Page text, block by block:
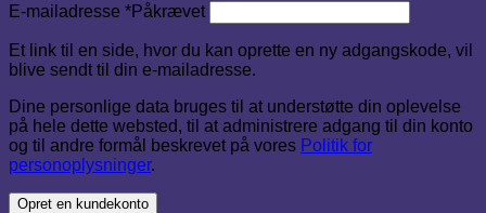
E-mailadresse *Påkrævet
Et link til en side, hvor du kan oprette en ny adgangskode, vil
blive sendt til din e-mailadresse.
Dine personlige data bruges til at understøtte din oplevelse
på hele dette websted, til at administrere adgang til din konto
og til andre formål beskrevet på vores Politik for
personoplysninger.
Opret en kundekonto